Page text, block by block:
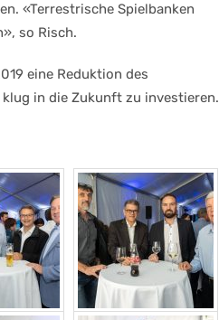
«Terrestrische Spielbanken
so Risch.
eine Reduktion des
in die Zukunft zu investieren.